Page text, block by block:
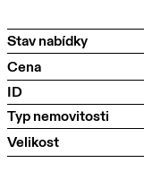
Stav nabídky
Cena
ID
Typ nemovitosti
Velikost